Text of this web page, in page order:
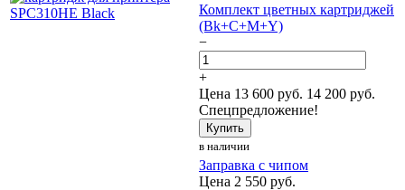
Комплект цветных картриджей
(Bk+C+M+Y)
−
+
Цена 13 600 руб. 14 200 руб.
Спецпредложение!
Купить
в наличии
Заправка с чипом
Цена 2 550 руб.